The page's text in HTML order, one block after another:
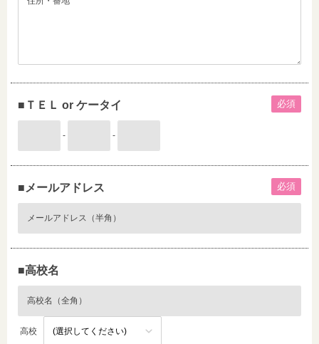
■ＴＥＬ or ケータイ 必須
- -
■メールアドレス 必須
■高校名
高校